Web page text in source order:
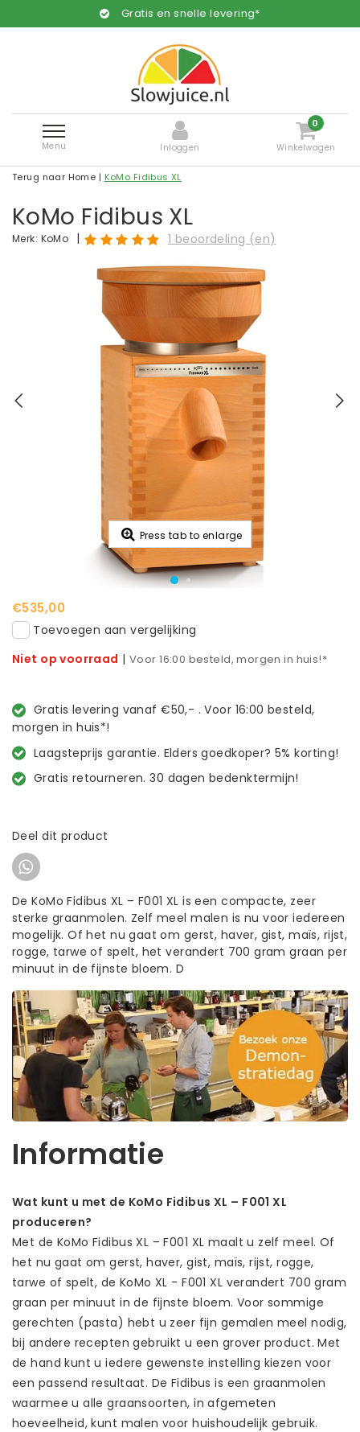
Gratis en snelle levering*
Menu Inloggen
0
Winkelwagen
Terug naar Home | KoMo Fidibus XL
KoMo Fidibus XL
Merk: KoMo | 1 beoordeling (en)
Press tab to enlarge
€535,00
Toevoegen aan vergelijking
Niet op voorraad | Voor 16:00 besteld, morgen in huis!*
Gratis levering vanaf €50,- . Voor 16:00 besteld,
morgen in huis*!
Laagsteprijs garantie. Elders goedkoper? 5% korting!
Gratis retourneren. 30 dagen bedenktermijn!
Deel dit product
De KoMo Fidibus XL – F001 XL is een compacte, zeer
sterke graanmolen. Zelf meel malen is nu voor iedereen
mogelijk. Of het nu gaat om gerst, haver, gist, maïs, rijst,
rogge, tarwe of spelt, het verandert 700 gram graan per
minuut in de fijnste bloem. D
Informatie
Wat kunt u met de KoMo Fidibus XL – F001 XL
produceren?
Met de KoMo Fidibus XL – F001 XL maalt u zelf meel. Of
het nu gaat om gerst, haver, gist, maïs, rijst, rogge,
tarwe of spelt, de KoMo XL - F001 XL verandert 700 gram
graan per minuut in de fijnste bloem. Voor sommige
gerechten (pasta) hebt u zeer fijn gemalen meel nodig,
bij andere recepten gebruikt u een grover product. Met
de hand kunt u iedere gewenste instelling kiezen voor
een passend resultaat. De Fidibus is een graanmolen
waarmee u alle graansoorten, in afgemeten
hoeveelheid, kunt malen voor huishoudelijk gebruik.